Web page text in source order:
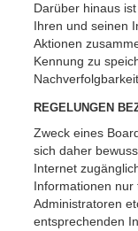
Darüber hinaus
Ihren und seinen
Aktionen
Kennung zu
REGELUNGEN
Zweck eines
sich daher
Internet
Informationen nur
Administratoren
entsprechenden